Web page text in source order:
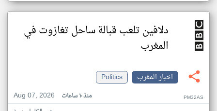
دلافين تلعب قبالة ساحل تغازوت في
المغرب
اخبار المغرب
Politics
Aug 07, 2026
منذ ١٠ ساعات PM32AS